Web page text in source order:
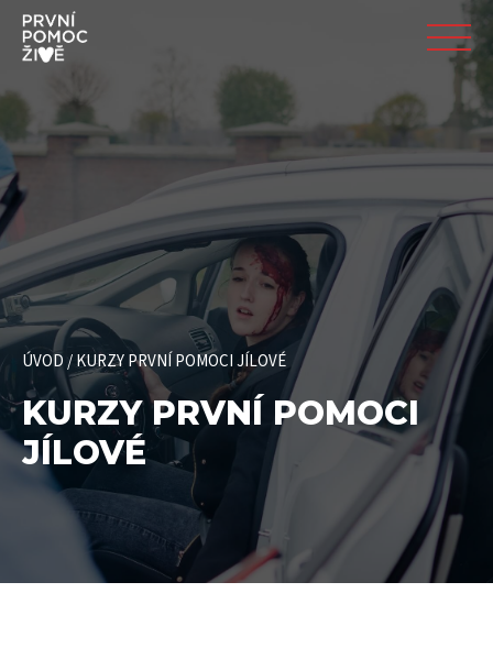
ÚVOD/KURZY PRVNÍ POMOCI JÍLOVÉ
KURZY PRVNÍ POMOCI
JÍLOVÉ